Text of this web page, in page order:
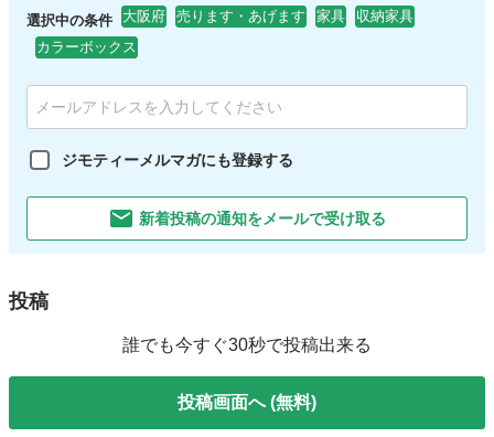
選択中の条件 大阪府 売ります・あげます 家具
収納家具
カラーボックス
ジモティーメルマガにも登録する
新着投稿の通知をメールで受け取る
投稿
誰でも今すぐ30秒で投稿出来る
投稿画面へ (無料)